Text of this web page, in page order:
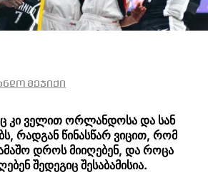
მეჯიქი
კი ველით ორლანდოსა და სან
რადგან წინასწარ ვიცით, რომ
დროს მიიღებენ, და როცა
შედეგიც შესაბამისია.